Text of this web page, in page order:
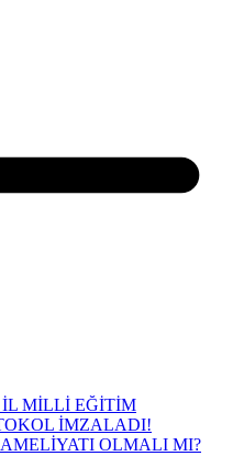
İL MİLLİ EĞİTİM
İMZALADI!
OLMALI MI?